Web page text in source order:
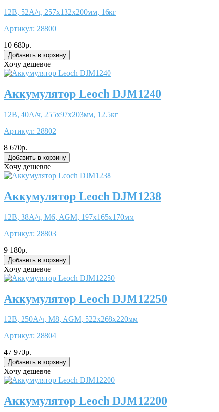
12В, 52А/ч, 257x132x200мм, 16кг
Артикул: 28800
10 680р.
Хочу дешевле
Аккумулятор Leoch DJM1240
12В, 40А/ч, 255x97x203мм, 12.5кг
Артикул: 28802
8 670р.
Хочу дешевле
Аккумулятор Leoch DJM1238
12В, 38А/ч, M6, AGM, 197x165x170мм
Артикул: 28803
9 180р.
Хочу дешевле
Аккумулятор Leoch DJM12250
12В, 250А/ч, M8, AGM, 522x268x220мм
Артикул: 28804
47 970р.
Хочу дешевле
Аккумулятор Leoch DJM12200